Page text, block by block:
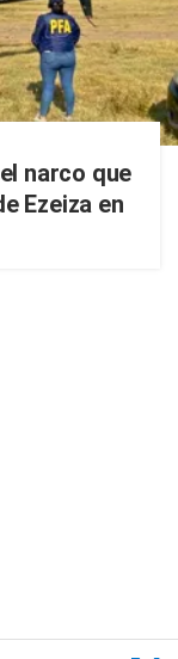
narco que
Ezeiza en